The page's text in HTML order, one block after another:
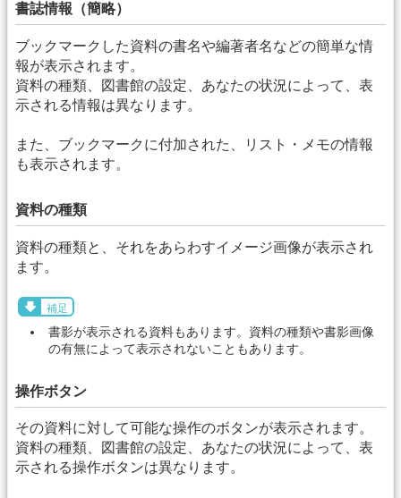
書誌情報（簡略）
ブックマークした資料の書名や編著者名などの簡単な情
報が表示されます。
資料の種類、図書館の設定、あなたの状況によって、表
示される情報は異なります。
また、ブックマークに付加された、リスト・メモの情報
も表示されます。
資料の種類
資料の種類と、それをあらわすイメージ画像が表示され
ます。
補足
書影が表示される資料もあります。資料の種類や書影画像
の有無によって表示されないこともあります。
操作ボタン
その資料に対して可能な操作のボタンが表示されます。
資料の種類、図書館の設定、あなたの状況によって、表
示される操作ボタンは異なります。